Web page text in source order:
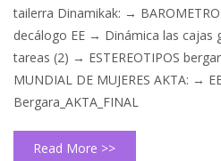
tailerra Dinamikak: →
decálogo EE → Dinámica las cajas
tareas (2) → ESTEREOTIPOS
MUNDIAL DE MUJERES AKTA: →
Bergara_AKTA_FINAL
Read More >>